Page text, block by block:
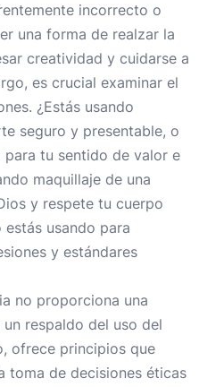
incorrecto o
una forma de realzar la
creatividad y cuidarse a
es crucial examinar el
¿Estás usando
seguro y presentable, o
para tu sentido de valor e
maquillaje de una
y respete tu cuerpo
usando para
y estándares
no proporciona una
respaldo del uso del
ofrece principios que
toma de decisiones éticas